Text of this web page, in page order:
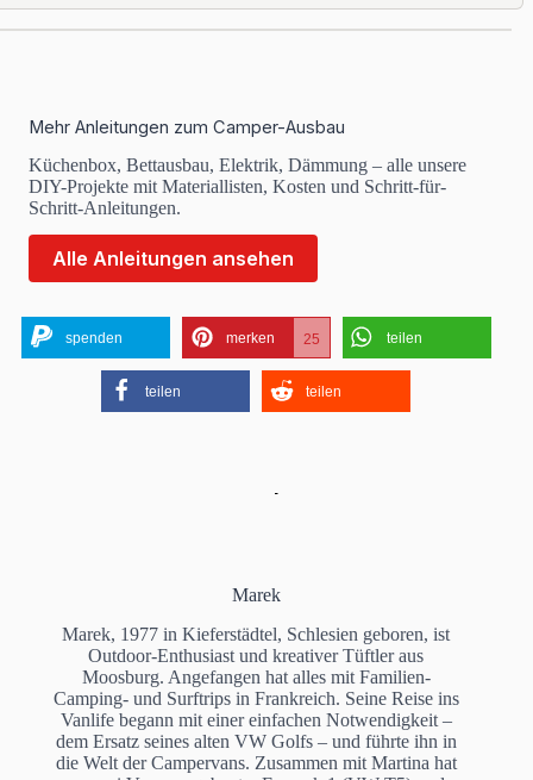
Mehr Anleitungen zum Camper-Ausbau
Küchenbox, Bettausbau, Elektrik, Dämmung – alle unsere
DIY-Projekte mit Materiallisten, Kosten und Schritt-für-
Schritt-Anleitungen.
Alle Anleitungen ansehen
spenden merken 25 teilen
teilen teilen
Marek
Marek, 1977 in Kieferstädtel, Schlesien geboren, ist
Outdoor-Enthusiast und kreativer Tüftler aus
Moosburg. Angefangen hat alles mit Familien-
Camping- und Surftrips in Frankreich. Seine Reise ins
Vanlife begann mit einer einfachen Notwendigkeit –
dem Ersatz seines alten VW Golfs – und führte ihn in
die Welt der Campervans. Zusammen mit Martina hat